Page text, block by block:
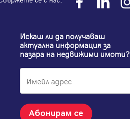
Искаш ли да получаваш
актуална информация за
пазара на недвижими имоти?
Абонирам се